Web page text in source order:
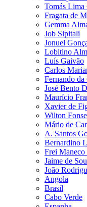
Tomás Lima
Fragata de
Gemma
Job Sipitali
Jonuel
Lobitino
Luís Gaivão
Carlos
Fernando
José Bento
Maurício
Xavier de
Wilton
Mário de
A. Santos
Bernardino
Frei
Jaime de
João
Angola
Brasil
Cabo Verde